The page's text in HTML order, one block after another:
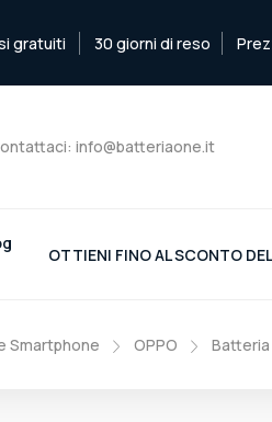
gratuiti 30 giorni di reso
info@batteriaone.it
OTTIENI FINO AL SCONTO
Smartphone OPPO Batteria